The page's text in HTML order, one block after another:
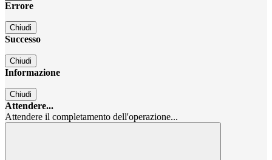
Errore
Chiudi
Successo
Chiudi
Informazione
Chiudi
Attendere...
Attendere il completamento dell'operazione...